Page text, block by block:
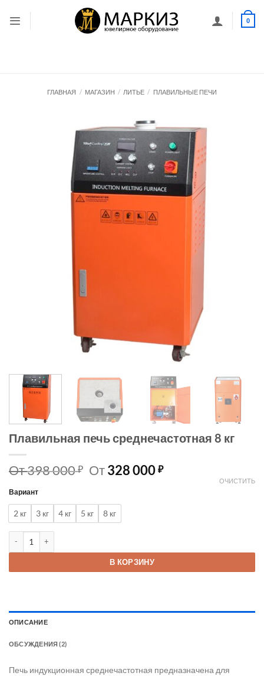
0
ГЛАВНАЯ / МАГАЗИН / ЛИТЬЕ / ПЛАВИЛЬНЫЕ ПЕЧИ
Плавильная печь среднечастотная 8 кг
От398 000₽ От328 000₽
Вариант
2 кг 3 кг 4 кг 5 кг 8 кг
ОЧИСТИТЬ
В КОРЗИНУ
ОПИСАНИЕ
ОБСУЖДЕНИЯ (2)
Печь индукционная среднечастотная предназначена для